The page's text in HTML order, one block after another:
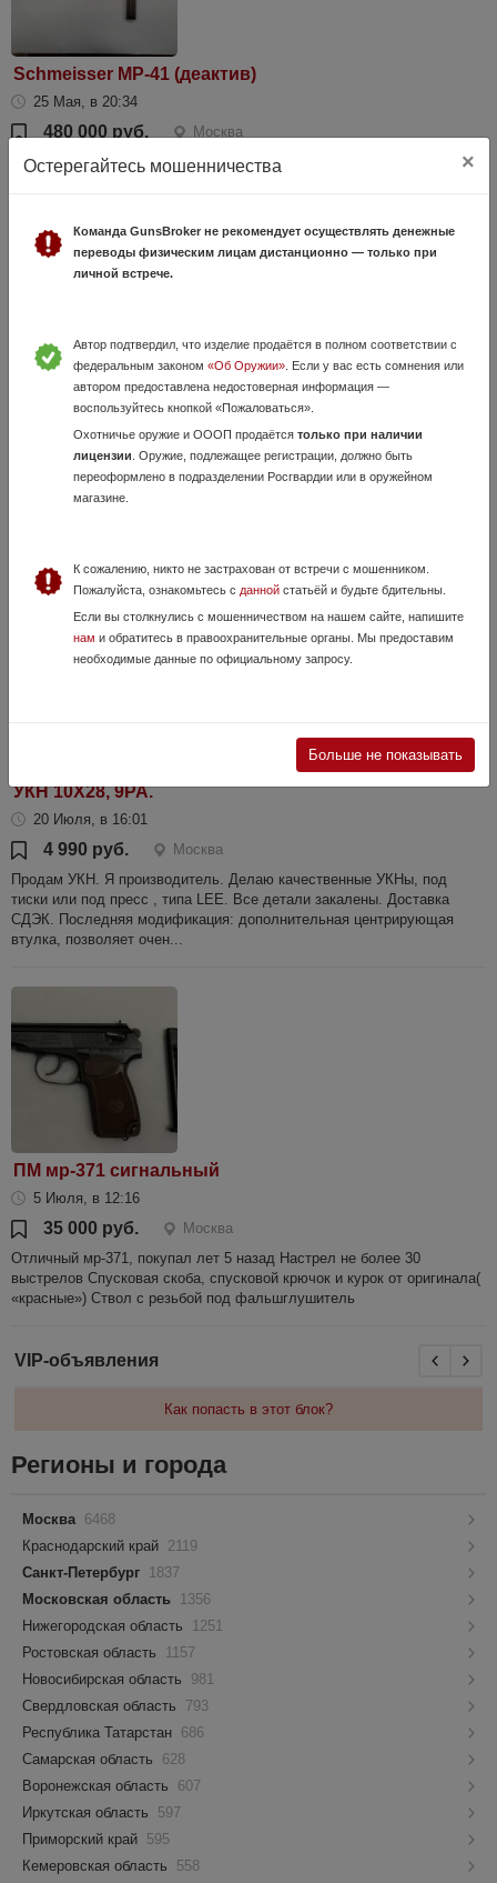
Schmeisser MP-41 (деактив)
25 Мая, в 20:34
480 000 руб.
Москва
Деактивированный пистолет-пулемёт Шмайсер МП-41. Всё оригинал.
Глок 17
29 Июля, в 00:17
для ношени разрешения не требуется, никаких увечий не наносит
УКН 10Х28, 9РА.
20 Июля, в 16:01
4 990 руб.
Москва
Продам УКН. Я производитель. Делаю качественные УКНы, под
тиски или под пресс , типа LEE. Все детали закалены. Доставка
СДЭК. Последняя модификация: дополнительная центрирующая
втулка, позволяет очен...
ПМ мр-371 сигнальный
5 Июля, в 12:16
35 000 руб.
Москва
Отличный мр-371, покупал лет 5 назад Настрел не более 30
выстрелов Спусковая скоба, спусковой крючок и курок от оригинала(
«красные») Ствол с резьбой под фальшглушитель
Остерегайтесь мошенничества ×
Команда GunsBroker не рекомендует осуществлять денежные
переводы физическим лицам дистанционно — только при
личной встрече.
Автор подтвердил, что изделие продаётся в полном соответствии с
федеральным законом «Об Оружии». Если у вас есть сомнения или
автором предоставлена недостоверная информация —
воспользуйтесь кнопкой «Пожаловаться».
Охотничье оружие и ОООП продаётся только при наличии
лицензии . Оружие, подлежащее регистрации, должно быть
переоформлено в подразделении Росгвардии или в оружейном
магазине.
К сожалению, никто не застрахован от встречи с мошенником.
Пожалуйста, ознакомьтесь с даннойстатьёй и будьте бдительны.
Если вы столкнулись с мошенничеством на нашем сайте, напишите
нам и обратитесь в правоохранительные органы. Мы предоставим
необходимые данные по официальному запросу.
Больше не показывать
VIP-объявления
Как попасть в этот блок?
Регионы и города
Москва 6468
Краснодарский край 2119
Санкт-Петербург 1837
Московская область 1356
Нижегородская область
1251
Ростовская область
1157
Новосибирская область
981
Свердловская область
793
Республика Татарстан 686
Самарская область
628
Воронежская область
607
Иркутская область
597
Приморский край 595
Кемеровская область
558